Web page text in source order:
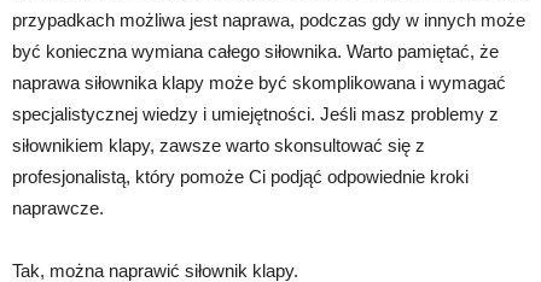
przypadkach możliwa jest naprawa, podczas gdy w innych może
być konieczna wymiana całego siłownika. Warto pamiętać, że
naprawa siłownika klapy może być skomplikowana i wymagać
specjalistycznej wiedzy i umiejętności. Jeśli masz problemy z
siłownikiem klapy, zawsze warto skonsultować się z
profesjonalistą, który pomoże Ci podjąć odpowiednie kroki
naprawcze.
Tak, można naprawić siłownik klapy.